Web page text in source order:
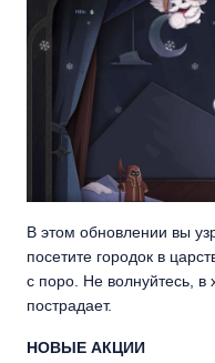
В этом обновлении вы
посетите городок в
с поро. Не волнуйтесь, в
пострадает.
НОВЫЕ АКЦИИ